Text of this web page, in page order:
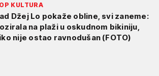
KULTURA
Džej Lo pokaže obline, svi zaneme:
na plaži u oskudnom bikiniju,
nije ostao ravnodušan (FOTO)